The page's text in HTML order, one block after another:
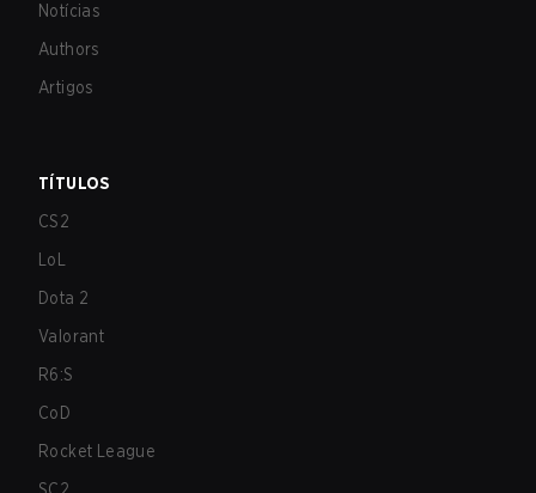
Notícias
Authors
Artigos
TÍTULOS
CS2
LoL
Dota 2
Valorant
R6:S
CoD
Rocket League